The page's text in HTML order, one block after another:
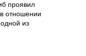
проявил
отношении
из